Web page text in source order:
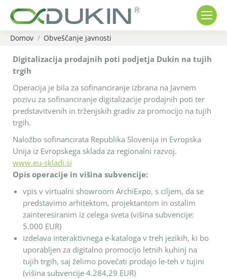
You are here:
Domov Obveščanje javnosti
Digitalizacija prodajnih poti podjetja Dukin na tujih
trgih
Operacija je bila za sofinanciranje izbrana na Javnem
pozivu za sofinanciranje digitalizacije prodajnih poti ter
predstavitvenih in trženjskih gradiv za promocijo na tujih
trgih.
Naložbo sofinancirata Republika Slovenija in Evropska
Unija iz Evropskega sklada za regionalni razvoj.
www.eu-skladi.si
Opis operacije in višina subvencije:
vpis v virtualni showroom ArchiExpo, s ciljem, da se
predstavimo arhitektom, projektantom in ostalim
zainteresiranim iz celega sveta (višina subvencije:
5.000 EUR)
izdelava interaktivnega e-kataloga v treh jezikih, ki bo
uporabljen za digitalno promocijo letnih kuhinj na
tujih trgih, saj želimo povečati prodajo le-teh v tujini
(višina subvencije 4.284,29 EUR)